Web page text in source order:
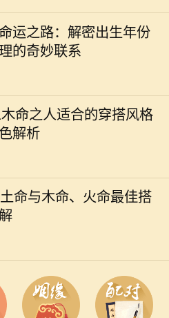
运之路：解密出生年份
的奇妙联系
的角色。古人相信，一个人出
份、月份、日期和时辰直接影
们的命运。而其中，出生年份
命之人适合的穿搭风格
解析
是农历辛丑年，对于木命的人
这一年的穿搭选择直接影响着
气场与运势。木命属于五行中
，象征着生长、旺盛与活力，
命与木命、火命最佳搭
传统命理学中，每个人的命格
同的，而土命、木命和火命则
讨论的一类。这种讨论不仅涉
人命理，还影响着人际关系、